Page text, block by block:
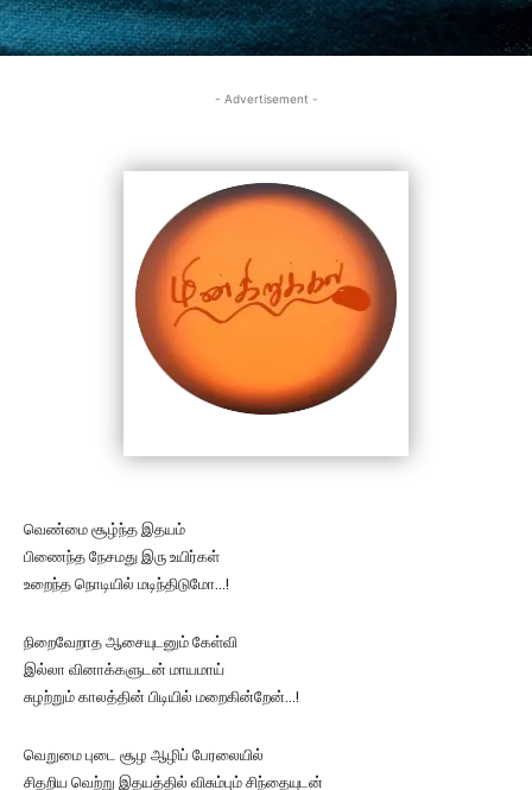
- Advertisement -
வெண்மை சூழ்ந்த இதயம்
பிணைந்த நேசமது இரு உயிர்கள்
உறைந்த நொடியில் மடிந்திடுமோ…!
நிறைவேறாத ஆசையுடனும் கேள்வி
இல்லா வினாக்களுடன் மாயமாய்
சுழற்றும் காலத்தின் பிடியில் மறைகின்றேன்…!
வெறுமை புடை சூழ ஆழிப் பேரலையில்
சிதறிய வெற்று இதயத்தில் விசும்பும் சிந்தையுடன்